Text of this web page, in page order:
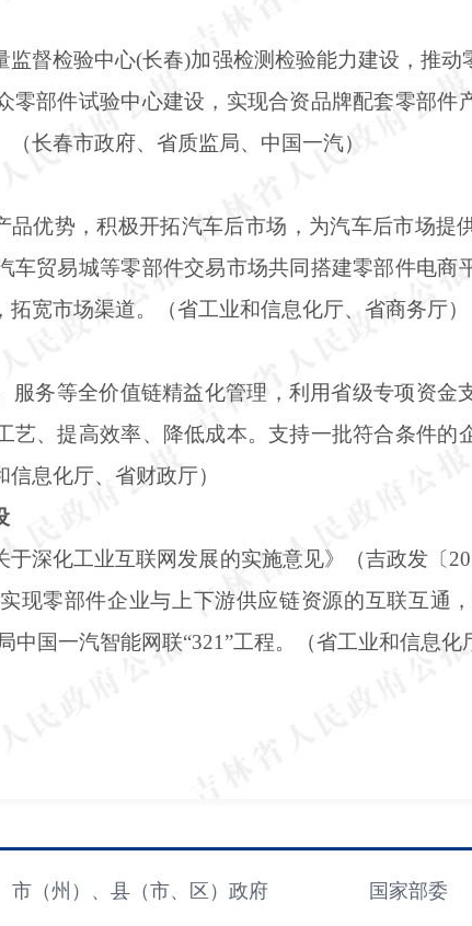
监督检验中心(长春)加强检测检验能力建设，推
零部件试验中心建设，实现合资品牌配套零部件
长春市政府、省质监局、中国一汽）
品优势，积极开拓汽车后市场，为汽车后市场
车贸易城等零部件交易市场共同搭建零部件电商
宽市场渠道。（省工业和信息化厅、省商务厅）
服务等全价值链精益化管理，利用省级专项资金
艺、提高效率、降低成本。支持一批符合条件的
息化厅、省财政厅）
于深化工业互联网发展的实施意见》（吉政发〔
现零部件企业与上下游供应链资源的互联互通
中国一汽智能网联“321”工程。（省工业和信息化
市（州）、县（市、区）政府 国家部委